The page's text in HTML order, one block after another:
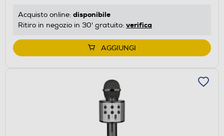
Acquisto online: disponibile
Ritiro in negozio in 30' gratuito: verifica
AGGIUNGI